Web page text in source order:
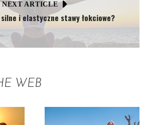
NEXT ARTICLE
i elastyczne stawy łokciowe?
WEB